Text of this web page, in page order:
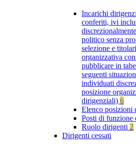
Incarichi
conferiti, ivi
politico senza
selezione e
organizzativa
pubblicare in
seguenti
individuati
posizione
dirigenziali) 6
Elenco posizioni
Posti di funzione
Ruolo dirigenti 2
Dirigenti cessati